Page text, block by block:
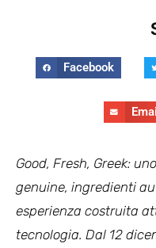
Facebook
Email
Good, Fresh, Greek:
genuine, ingredienti
esperienza costruita
tecnologia. Dal 12